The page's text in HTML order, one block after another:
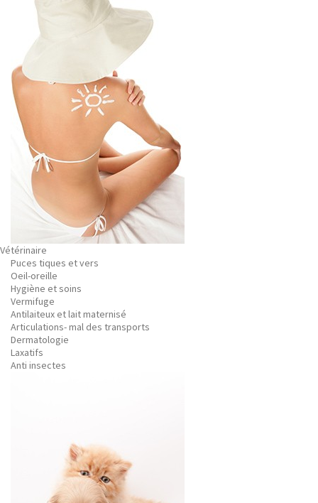
Vétérinaire
Puces tiques et vers
Oeil-oreille
Hygiène et soins
Vermifuge
Antilaiteux et lait maternisé
Articulations- mal des transports
Dermatologie
Laxatifs
Anti insectes